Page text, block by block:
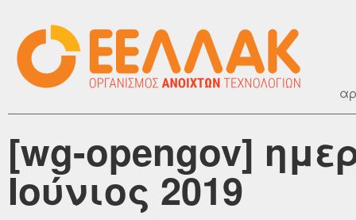
[wg-opengov]
Ιούνιος 2019